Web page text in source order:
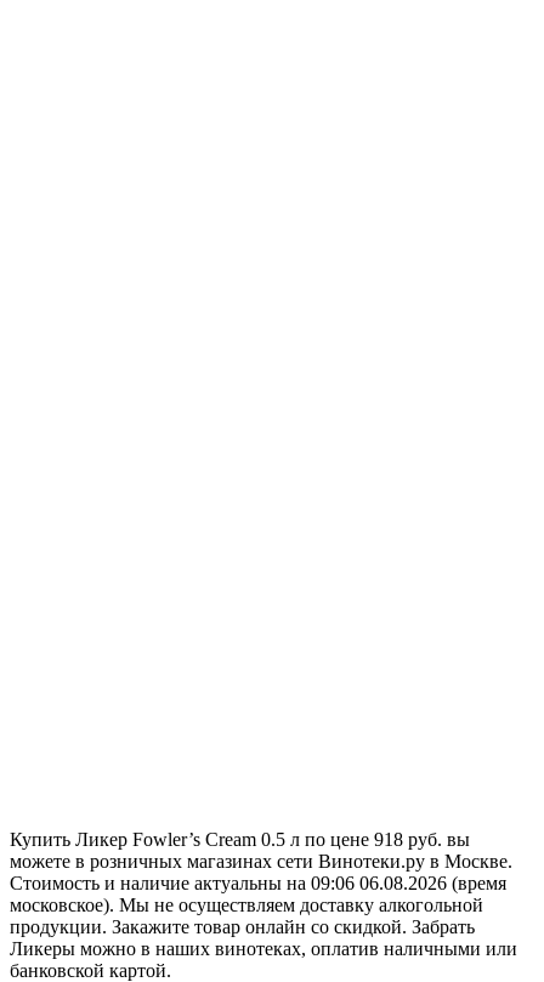
Купить Ликер Fowler’s Cream 0.5 л по цене 918 руб. вы
можете в розничных магазинах сети Винотеки.ру в Москве.
Стоимость и наличие актуальны на 09:06 06.08.2026 (время
московское). Мы не осуществляем доставку алкогольной
продукции. Закажите товар онлайн со скидкой. Забрать
Ликеры можно в наших винотеках, оплатив наличными или
банковской картой.